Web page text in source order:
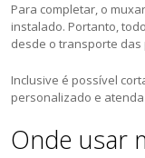
Para completar, o
instalado. Portanto,
desde o transporte
Inclusive é possível
personalizado e
Onde usar